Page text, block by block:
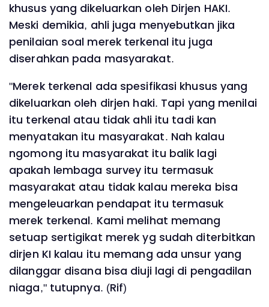
khusus yang dikeluarkan oleh Dirjen HAKI.
Meski demikia, ahli juga menyebutkan jika
penilaian soal merek terkenal itu juga
diserahkan pada masyarakat.
"Merek terkenal ada spesifikasi khusus yang
dikeluarkan oleh dirjen haki. Tapi yang menilai
itu terkenal atau tidak ahli itu tadi kan
menyatakan itu masyarakat. Nah kalau
ngomong itu masyarakat itu balik lagi
apakah lembaga survey itu termasuk
masyarakat atau tidak kalau mereka bisa
mengeleuarkan pendapat itu termasuk
merek terkenal. Kami melihat memang
setuap sertigikat merek yg sudah diterbitkan
dirjen KI kalau itu memang ada unsur yang
dilanggar disana bisa diuji lagi di pengadilan
niaga," tutupnya. (Rif)